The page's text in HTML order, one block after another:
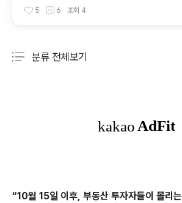
이싱 세계관 입문 가이드
5 6 조회 4
분류 전체보기
“10월 15일 이후, 부동산 투자자들이 몰리는